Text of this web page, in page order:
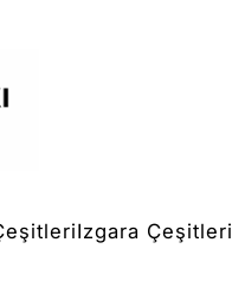
Izgara Çeşitleri